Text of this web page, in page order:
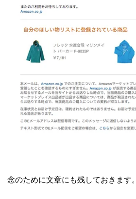
念のために文章にも残しておきます。